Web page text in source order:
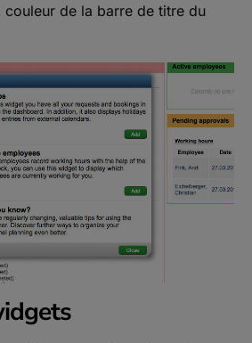
couleur de la barre de titre du